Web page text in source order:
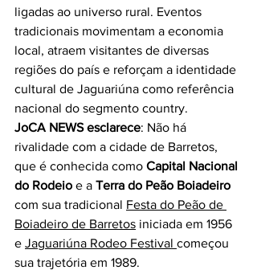
ligadas ao universo rural. Eventos
tradicionais movimentam a economia
local, atraem visitantes de diversas
regiões do país e reforçam a identidade
cultural de Jaguariúna como referência
nacional do segmento country.
JoCA NEWS esclarece: Não há
rivalidade com a cidade de Barretos,
que é conhecida como Capital Nacional
do Rodeio e a Terra do Peão Boiadeiro
com sua tradicional Festa do Peão de
Boiadeiro de Barretos iniciada em 1956
e Jaguariúna Rodeo Festival começou
sua trajetória em 1989.